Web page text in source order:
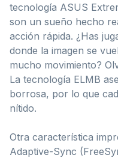
tecnología ASUS
son un sueño hecho
acción rápida. ¿Has
donde la imagen se
mucho movimiento?
La tecnología ELMB
borrosa, por lo que
nítido.
Otra característica
Adaptive-Sync